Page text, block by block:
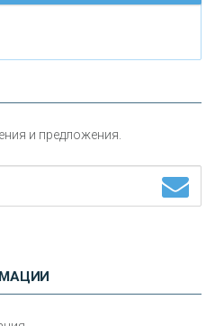
капитала
и предложения.